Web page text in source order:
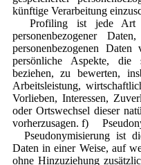
künftige Verarbeitung
Profiling ist jede Art
personenbezogener
personenbezogenen
persönliche Aspekte,
beziehen, zu bewerten,
Arbeitsleistung,
Vorlieben, Interessen,
oder Ortswechsel dieser
vorherzusagen. f)
Pseudonymisierung ist
Daten in einer Weise, auf
ohne Hinzuziehung